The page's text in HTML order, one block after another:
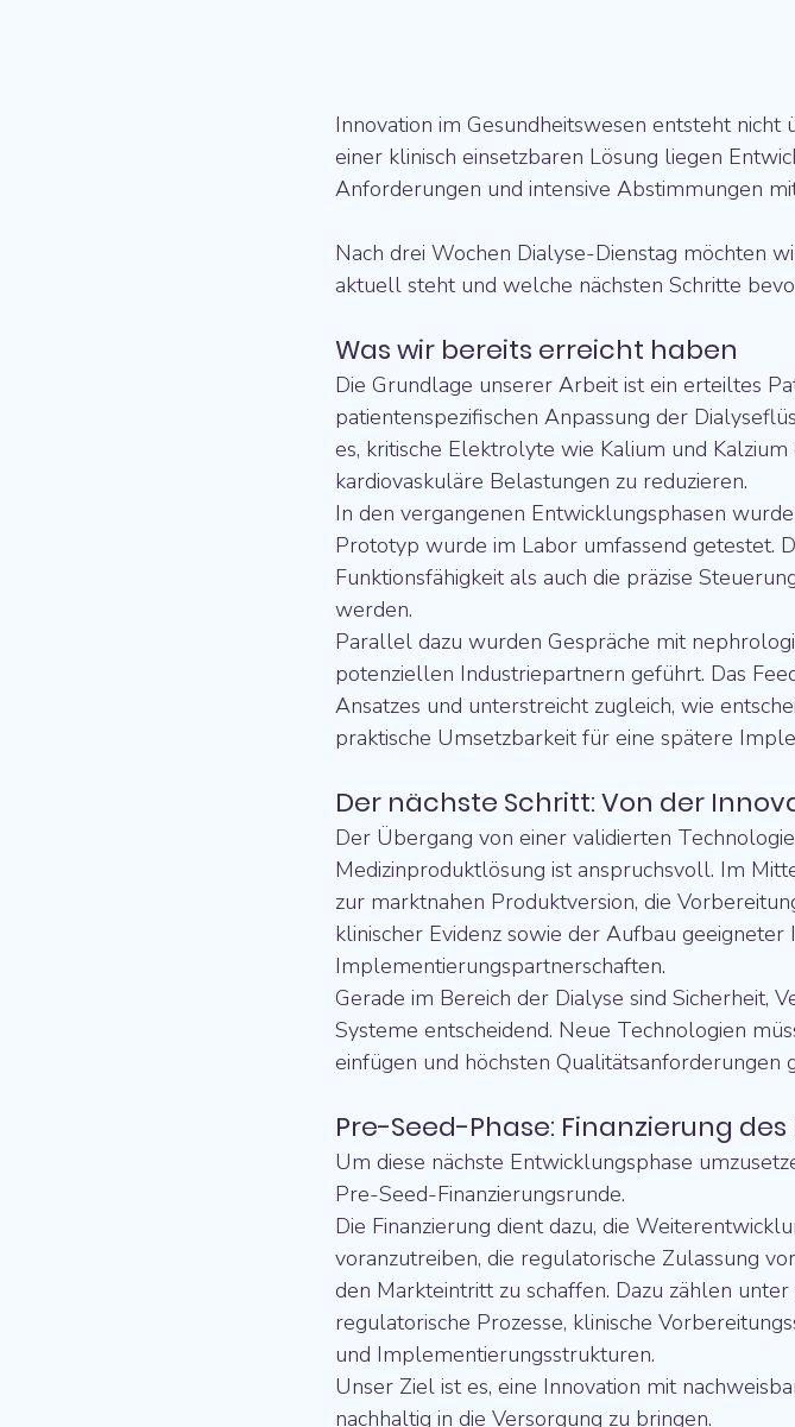
Innovation im Gesundheitswesen entsteht
einer klinisch einsetzbaren Lösung liegen
Anforderungen und intensive Abstimmungen
Nach drei Wochen Dialyse-Dienstag möchten
aktuell steht und welche nächsten Schritte
Was wir bereits erreicht haben
Die Grundlage unserer Arbeit ist ein erteiltes
patientenspezifischen Anpassung der
es, kritische Elektrolyte wie Kalium und
kardiovaskuläre Belastungen zu reduzieren.
In den vergangenen Entwicklungsphasen
Prototyp wurde im Labor umfassend getestet.
Funktionsfähigkeit als auch die präzise
werden.
Parallel dazu wurden Gespräche mit
potenziellen Industriepartnern geführt. Das
Ansatzes und unterstreicht zugleich, wie
praktische Umsetzbarkeit für eine spätere
Der nächste Schritt: Von der
Der Übergang von einer validierten
Medizinproduktlösung ist anspruchsvoll. Im
zur marktnahen Produktversion, die
klinischer Evidenz sowie der Aufbau geeigneter
Implementierungspartnerschaften.
Gerade im Bereich der Dialyse sind Sicherheit,
Systeme entscheidend. Neue Technologien
einfügen und höchsten Qualitätsanforderungen
Pre-Seed-Phase: Finanzierung
Um diese nächste Entwicklungsphase
Pre-Seed-Finanzierungsrunde.
Die Finanzierung dient dazu, die
voranzutreiben, die regulatorische Zulassung
den Markteintritt zu schaffen. Dazu zählen
regulatorische Prozesse, klinische
und Implementierungsstrukturen.
Unser Ziel ist es, eine Innovation mit
nachhaltig in die Versorgung zu bringen.